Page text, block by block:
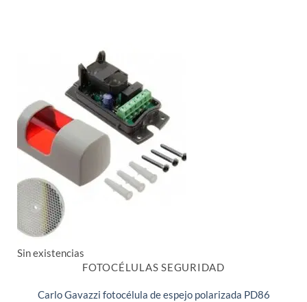
Sin existencias
FOTOCÉLULAS SEGURIDAD
Carlo Gavazzi fotocélula de espejo polarizada PD86